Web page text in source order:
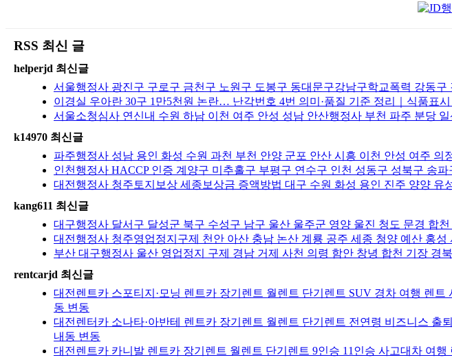
RSS 최신 글
helperjd 최신글
서울행정사 광진구 구로구 금천구 노원구 도봉구 동대문구강남구학교폭력 강동
이경실 우아란 30구 1만5천원 논란… 난각번호 4번 의미·품질 기준 정리｜식품표
서울소청심사 연신내 수원 하남 이천 여주 안성 성남 안산행정사 부천 파주 분당
k14970 최신글
파주행정사 성남 용인 화성 수원 과천 부천 안양 군포 안산 시흥 이천 안성 여주
인천행정사 HACCP 인증 계양구 미추홀구 부평구 연수구 인천 성동구 성북구 송
대전행정사 청주토지보상 세종보상금 증액방법 대구 수원 화성 용인 진주 양양 유
kang611 최신글
대구행정사 달서구 달성군 북구 수성구 남구 울산 울주군 영양 울진 청도 문경 합
대전행정사 청주영업정지구제 천안 아산 충남 논산 계룡 공주 세종 청양 예산 홍
부산 대구행정사 울산 영업정지 구제 경남 거제 사천 의령 함안 창녕 합천 기장 경
rentcarjd 최신글
대전렌트카 스포티지·모닝 렌트카 장기렌트 월렌트 단기렌트 SUV 경차 여행 렌
동 변동
대전렌터카 소나타·아반테 렌트카 장기렌트 월렌트 단기렌트 전연령 비즈니스
내동 변동
대전렌트카 카니발 렌트카 장기렌트 월렌트 단기렌트 9인승 11인승 사고대차 여